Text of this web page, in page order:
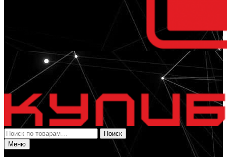
Искать:
Поиск
Меню